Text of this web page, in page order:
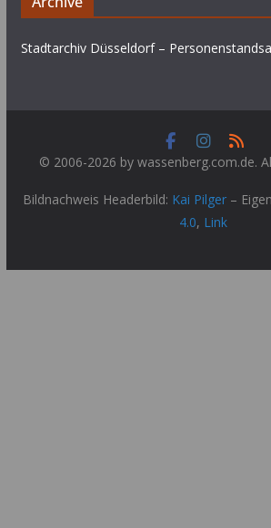
Stadtarchiv Düsseldorf –
© 2006-2026 by wassenberg.com.de.
Bildnachweis Headerbild: Kai Pilger –
4.0, Link